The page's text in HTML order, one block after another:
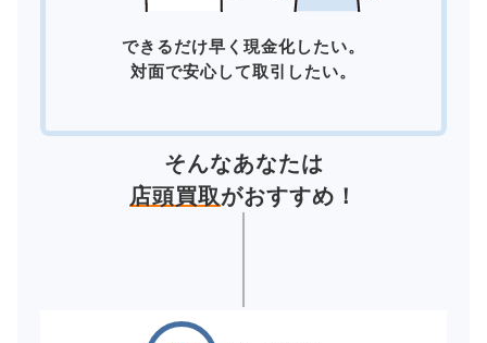
できるだけ早く現金化したい。
対面で安心して取引したい。
そんなあなたは
店頭買取がおすすめ！